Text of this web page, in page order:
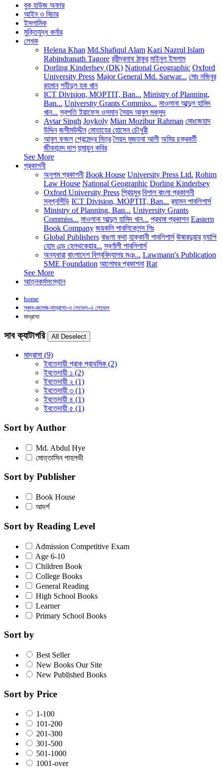
বুক হাউজ অফার
আইন ও বিচার
ইসলামিক
মুক্তিযুদ্ধ কর্নার
লেখক
Helena Khan Md.Shafiqul Alam Kazi Nazrul Islam
Rabindranath Tagore রবীন্দ্রনাথ ঠাকুর মাইনুল ইসলাম
Dorling Kinderlsey (DK) National Geographic Oxford
University Press Major General Md. Sarwar... মোঃ নজিবুর
রহমান শহীদুল হক খান
ICT Division, MOPTIT, Ban... Ministry of Planning,
Ban... University Grants Commiss... মাওলানা আব্দুল হামিদ
খান... স্বপতি ইয়াফেস ওসমান সৈয়দ আবুল মকসুদ
Avtar Singh Joykoly Mian Mozibur Rahman মোঃজেহাদ
উদ্দিন জসীমউদ্দীন মোতাহের হোসেন চৌধুরী
আবুল ফজল প্রেমেন্দ্র মিত্র সৈয়দ মুজতবা আলী অমিয় চক্রবর্তী
জীবনানন্দ দাশ হুমায়ুন কবির
See More
প্রকাশনী
অনুপম প্রকাশনী Book House University Press Ltd. Rohim
Law House National Geographic Dorling Kinderlsey
Oxford University Press প্রিয়মুখ বিশাল বাংলা প্রকাশনী
স্বপ্নসিঁড়ি ICT Division, MOPTIT, Ban... র‍্যামন পাবলিশার্স
Ministry of Planning, Ban... University Grants
Commiss... মাওলানা আব্দুল হামিদ খান... প্রথমা প্রকাশন Eastern
Book Company জয়কলি পাবলিকেশন্স লিঃ
Global Publishers বাঙলা কথা হাক্কানী পাবলিশার্স ঊষারদুয়ার হ্যাপি
হোম এন্ড হেলথকেয়ার... স্বর্ণালী পাবলিশার্স
অন্যধারা বাংলাদেশ বিশ্ববিদ্যালয় মঞ... Lawmann's Publication
SME Foundation আলোঘর প্রকাশনা Rat
See More
আত্নকর্মসংস্থান
home
স্কুল-কলেজ-মাদ্রাসা-ও লেভেল-এ লেভেল
মাদ্রাসা
সাব ক্যাটাগরি
মাদ্রাসা (9)
ইবতেদায়ী প্রাক প্রাথমিক (2)
ইবতেদায়ী ১ (2)
ইবতেদায়ী ২ (1)
ইবতেদায়ী ৩ (1)
ইবতেদায়ী ৪ (1)
ইবতেদায়ী ৫ (1)
Sort by Author
Md. Abdul Hye
মোত্তাসিন পাহলভী
Sort by Publisher
Book House
আদর্শ
Sort by Reading Level
Admission Competitive Exam
Age 6-10
Children Book
College Books
General Reading
High School Books
Learner
Primary School Books
Sort by
Best Seller
New Books Our Site
New Published Books
Sort by Price
1-100
101-200
201-300
301-500
501-1000
1001-over